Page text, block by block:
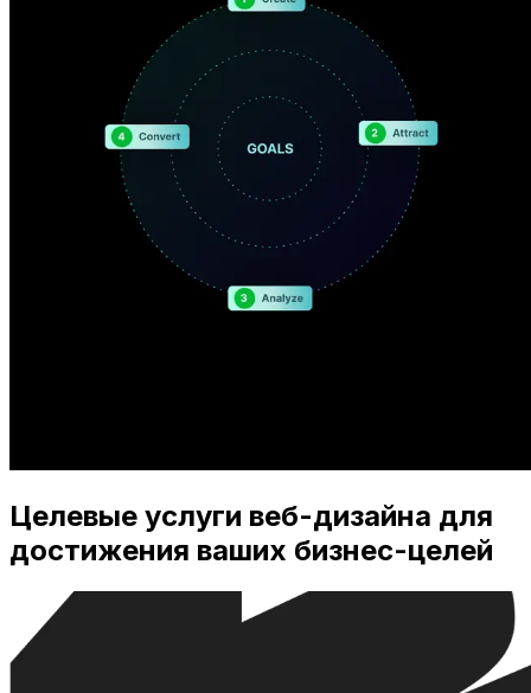
Целевые услуги веб-дизайна для
достижения ваших бизнес-целей